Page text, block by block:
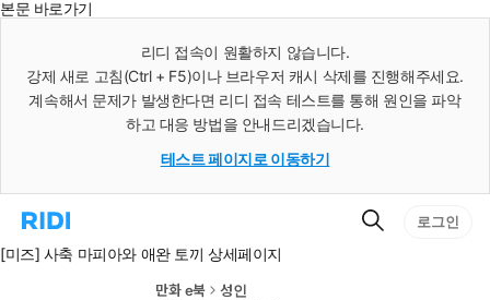
본문 바로가기
리디 접속이 원활하지 않습니다.
강제 새로 고침(Ctrl + F5)이나 브라우저 캐시 삭제를 진행해주세요.
계속해서 문제가 발생한다면 리디 접속 테스트를 통해 원인을 파악
하고 대응 방법을 안내드리겠습니다.
테스트 페이지로 이동하기
리
홈
검
로그인
[미즈] 사축 마피아와 애완 토끼 상세페이지
만화 e북
성인